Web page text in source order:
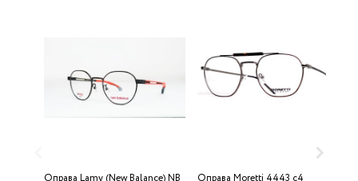
Оправа Lamy (New Balance) NB
Оправа Moretti 4443 c4